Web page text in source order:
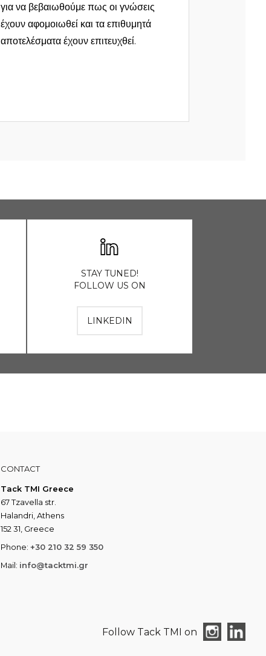
για να βεβαιωθούμε πως οι γνώσεις
έχουν αφομοιωθεί και τα επιθυμητά
αποτελέσματα έχουν επιτευχθεί.
STAY TUNED!
FOLLOW US ON
LINKEDIN
CONTACT
Tack TMI Greece
67 Tzavella str.
Halandri, Athens
152 31, Greece
Phone: +30 210 32 59 350
Mail: info@tacktmi.gr
Follow Tack TMI on